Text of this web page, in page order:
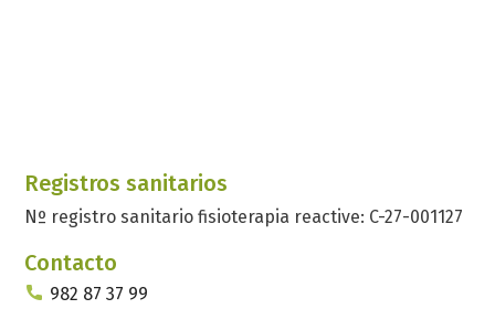
Registros sanitarios
Nº registro sanitario fisioterapia reactive: C-27-001127
Contacto
982 87 37 99